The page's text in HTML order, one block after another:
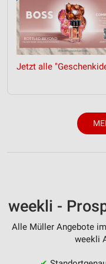
Jetzt alle
weekli -
Alle Müller Angebote
weekli
Verwendung von
personalisierter
Messung der
Kombinationen von
Verwendung
IAB-Besonderheiten:
Verwendung genauer
Geräte anhand von